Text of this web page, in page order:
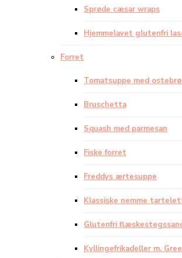
Sprøde cæsar wraps
Hjemmelavet glutenfri
Forret
Tomatsuppe med
Bruschetta
Squash med parmesan
Fiske forret
Freddys ærtesuppe
Klassiske nemme
Glutenfri
Kyllingefrikadeller m.